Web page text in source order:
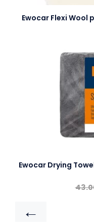
Ewocar Flexi Wool
Ewocar Drying
←